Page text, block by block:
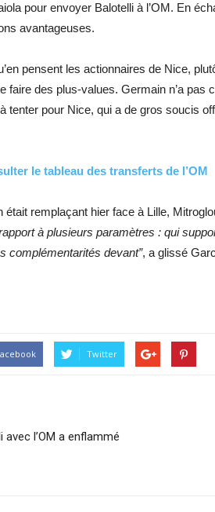
pour envoyer Balotelli à l’OM. En
avantageuses.
pensent les actionnaires de Nice,
faire des plus-values. Germain n’a pas
tenter pour Nice, qui a de gros soucis
le tableau des transferts de l’OM
remplaçant hier face à Lille,
à plusieurs paramètres : qui
complémentarités devant”, a glissé
Twitter
l’OM a enflammé